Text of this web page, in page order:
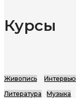
Курсы
Живопись Интервью
Литература
Музыка